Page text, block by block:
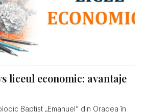
liceul economic: avantaje
Baptist „Emanuel” din Oradea în